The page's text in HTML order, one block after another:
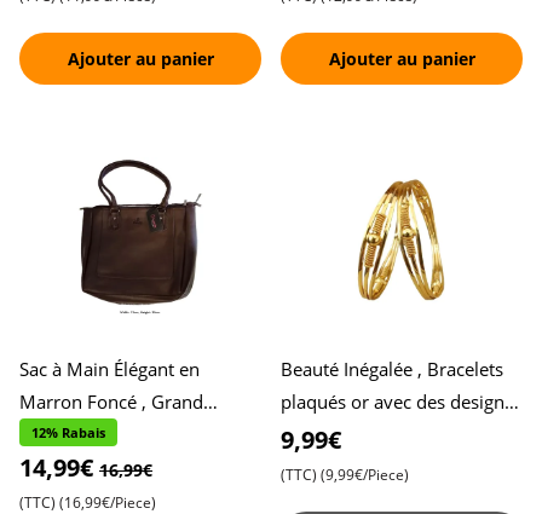
Ajouter au panier Ajouter au panier
Sac à Main Élégant en
Marron Foncé , Grand
Espace de Rangement avec
Trois Fermetures Éclair ,
Parfai
12% Rabais
14,99€ 16,99€
(TTC) (16,99€/Piece)
Beauté Inégalée , Bracelets
plaqués or avec des designs
uniques pour un style
exceptionnel - Lot de
9,99€
(TTC) (9,99€/Piece)